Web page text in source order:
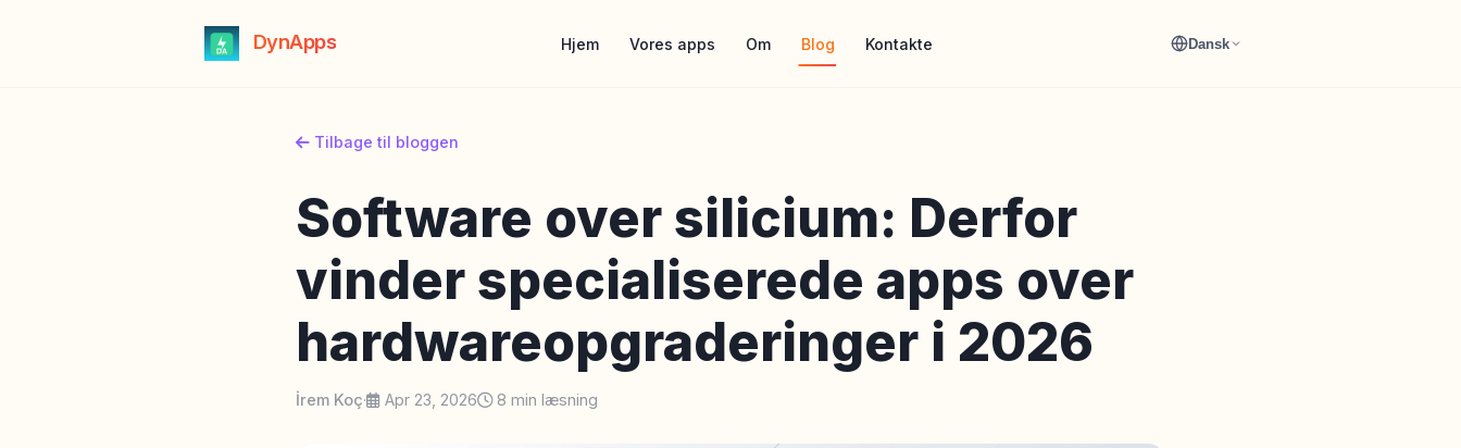
DynApps Hjem Vores apps Om Blog Kontakte Dansk
Tilbage til bloggen
Software over silicium: Derfor
vinder specialiserede apps over
hardwareopgraderinger i 2026
İrem Koç· Apr 23, 2026 8 min læsning